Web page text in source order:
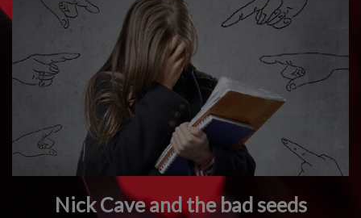
Nick Cave and the bad seeds